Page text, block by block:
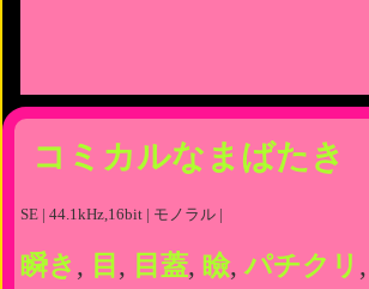
コミカルなまばたき
SE | 44.1kHz,16bit | モノラル |
瞬き , 目 , 目蓋, 瞼,パチクリ ,